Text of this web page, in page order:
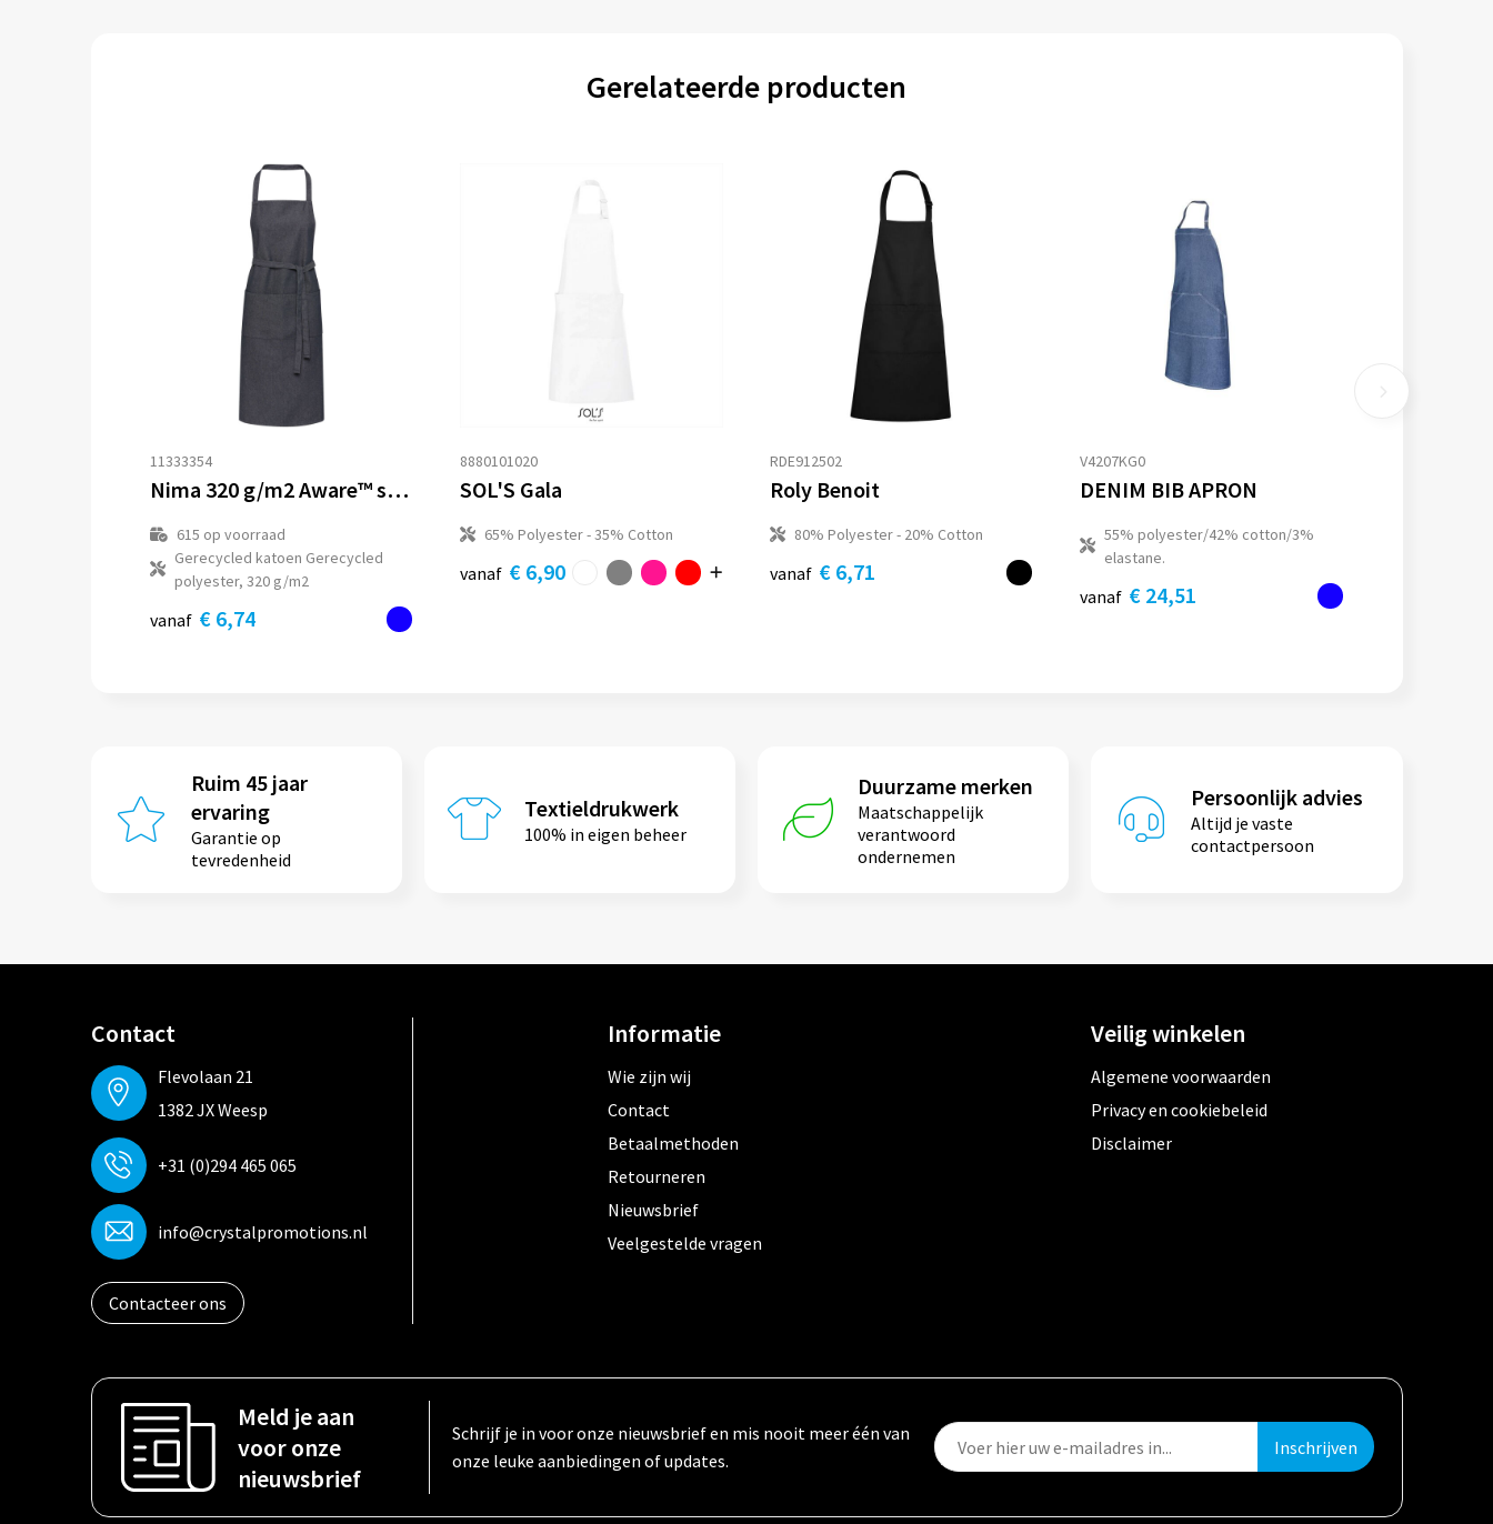
Gerelateerde producten
11333354
Nima 320 g/m2 Aware™ schort van gerecycled denim
615 op voorraad
Gerecycled katoen Gerecycled
polyester, 320 g/m2
vanaf € 6,74
8880101020
SOL'S Gala
65% Polyester - 35% Cotton
vanaf € 6,90
RDE912502
Roly Benoit
80% Polyester - 20% Cotton
vanaf € 6,71
V4207KG0
DENIM BIB APRON
55% polyester/42% cotton/3%
elastane.
vanaf € 24,51
Ruim 45 jaar
ervaring
Garantie op
tevredenheid
Textieldrukwerk
100% in eigen beheer
Duurzame merken
Maatschappelijk
verantwoord
ondernemen
Persoonlijk advies
Altijd je vaste
contactpersoon
Contact
Flevolaan 21
1382 JX Weesp
+31 (0)294 465 065
info@crystalpromotions.nl
Contacteer ons
Informatie
Wie zijn wij
Contact
Betaalmethoden
Retourneren
Nieuwsbrief
Veelgestelde vragen
Veilig winkelen
Algemene voorwaarden
Privacy en cookiebeleid
Disclaimer
Meld je aan
voor onze
nieuwsbrief
Schrijf je in voor onze nieuwsbrief en mis nooit meer één van
onze leuke aanbiedingen of updates.